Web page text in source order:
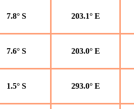
7.8° S 203.1° E
7.6° S 203.0° E
1.5° S 293.0° E